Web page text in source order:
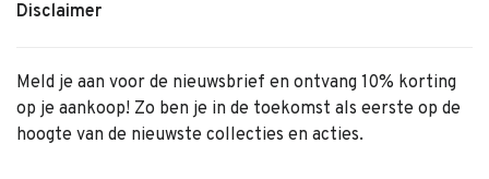
Disclaimer
Meld je aan voor de nieuwsbrief en ontvang 10% korting
op je aankoop! Zo ben je in de toekomst als eerste op de
hoogte van de nieuwste collecties en acties.